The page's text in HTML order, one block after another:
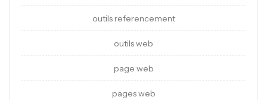
outils referencement
outils web
page web
pages web